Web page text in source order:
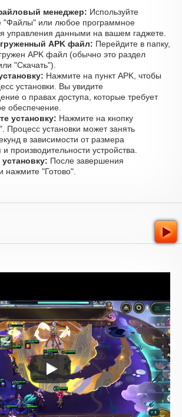
менеджер: Используйте
"Файлы" или любое программное
управления данными на вашем гаджете.
APK файл: Перейдите в папку,
APK файл (обычно это раздел
"Скачать").
Нажмите на пункт APK, чтобы
установки. Вы увидите
о правах доступа, которые требует
обеспечение.
установку: Нажмите на кнопку
Процесс установки может занять
в зависимости от размера
производительности устройства.
После завершения
нажмите "Готово".